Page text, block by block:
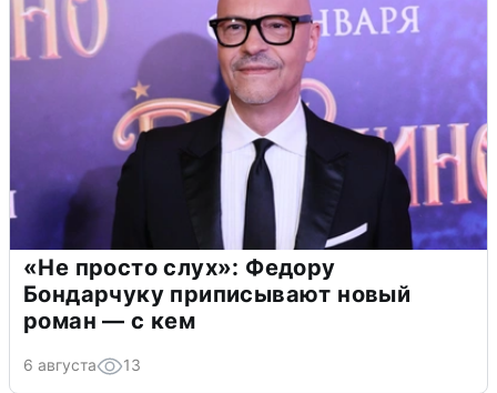
«Не просто слух»: Федору
Бондарчуку приписывают новый
роман — с кем
6 августа 13